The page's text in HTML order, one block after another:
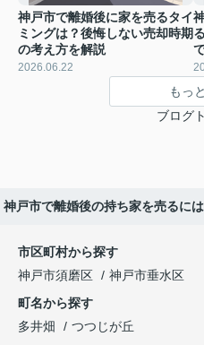
神戸市で離婚後に家を売るタイ
ミングは？後悔しない売却時期
の考え方を解説
2026.06.22
もっ
ブログ
神戸市で離婚後の持ち家を売るに
市区町村から探す
神戸市須磨区
神戸市垂水区
町名から探す
多井畑
つつじが丘